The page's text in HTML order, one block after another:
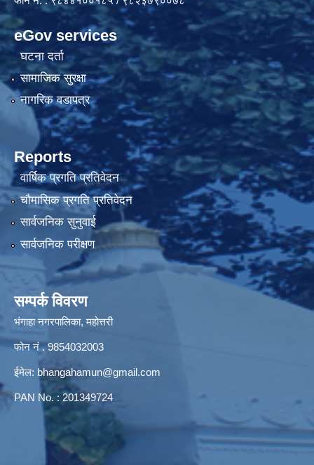
eGov services
घटना दर्ता
सामाजिक सुरक्षा
नागरिक वडापत्र
Reports
वार्षिक प्रगति प्रतिवेदन
चौमासिक प्रगति प्रतिवेदन
सार्वजनिक सुनुवाई
सार्वजनिक परीक्षण
सम्पर्क विवरण
भंगाहा नगरपालिका, महोत्तरी
फोन नं . 9854032003
ईमेल: bhangahamun@gmail.com
PAN No. : 201349724